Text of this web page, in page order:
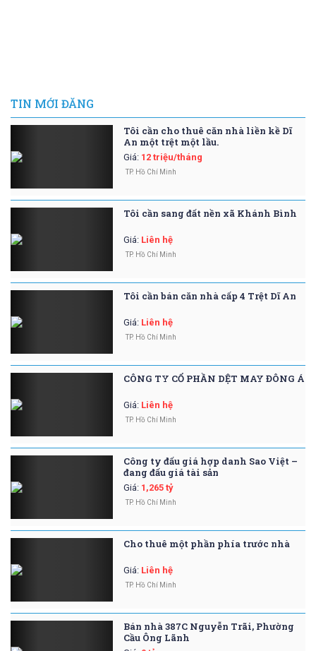
TIN MỚI ĐĂNG
Tôi cần cho thuê căn nhà liền kề Dĩ
An một trệt một lầu.
Giá: 12 triệu/tháng
TP. Hồ Chí Minh
Tôi cần sang đất nền xã Khánh Bình
Giá: Liên hệ
TP. Hồ Chí Minh
Tôi cần bán căn nhà cấp 4 Trệt Dĩ An
Giá: Liên hệ
TP. Hồ Chí Minh
CÔNG TY CỔ PHẦN DỆT MAY ĐÔNG Á
Giá: Liên hệ
TP. Hồ Chí Minh
Công ty đấu giá hợp danh Sao Việt –
đang đấu giá tài sản
Giá: 1,265 tỷ
TP. Hồ Chí Minh
Cho thuê một phần phía trước nhà
Giá: Liên hệ
TP. Hồ Chí Minh
Bán nhà 387C Nguyễn Trãi, Phường
Cầu Ông Lãnh